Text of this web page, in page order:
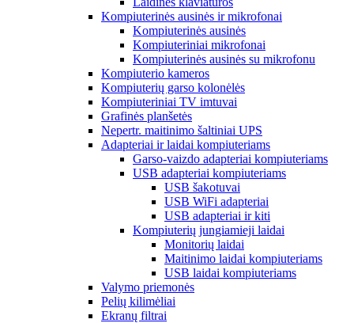
Kompiuterinės ausinės ir mikrofonai
Kompiuterinės ausinės
Kompiuteriniai mikrofonai
Kompiuterinės ausinės su mikrofonu
Kompiuterio kameros
Kompiuterių garso kolonėlės
Kompiuteriniai TV imtuvai
Grafinės planšetės
Nepertr. maitinimo šaltiniai UPS
Adapteriai ir laidai kompiuteriams
Garso-vaizdo adapteriai kompiuteriams
USB adapteriai kompiuteriams
USB šakotuvai
USB WiFi adapteriai
USB adapteriai ir kiti
Kompiuterių jungiamieji laidai
Monitorių laidai
Maitinimo laidai kompiuteriams
USB laidai kompiuteriams
Valymo priemonės
Pelių kilimėliai
Ekranų filtrai